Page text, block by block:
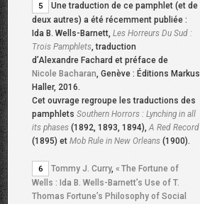
5
Une traduction de ce pamphlet (et de
deux autres) a été récemment publiée :
Ida B. Wells-Barnett,Les Horreurs Du Sud :
Trois Pamphlets, traduction
d’Alexandre Fachard et préface de
Nicole Bacharan, Genève : Éditions Markus
Haller, 2016.
Cet ouvrage regroupe les traductions des
pamphletsSouthern Horrors : Lynching in all
its phases (1892, 1893, 1894),A Red Record
(1895) etMob Rule in New Orleans (1900).
6 Tommy J. Curry,« The Fortune of
Wells : Ida B. Wells-Barnett’s Use of T.
Thomas Fortune’s Philosophy of Social